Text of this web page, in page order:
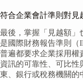
符合企業會計準則對見
最後，掌握「見越額」
是國際財務報告準則（
普遍都要求企業採用權
資訊的可靠性、可比性
東、銀行或稅務機關的